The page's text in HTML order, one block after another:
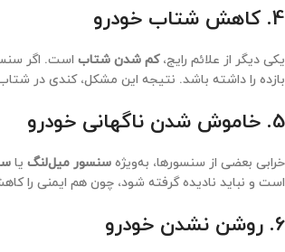
4. کاهش شتاب خودرو
یکی دیگر از علائم رایج،کم شدن شتاب
بازده را داشته باشد. نتیجه این مشکل، کندی در
5. خاموش شدن ناگهانی خودرو
خرابی بعضی از سنسورها، به‌ویژهسنسور میل‌لنگ یا
است و نباید نادیده گرفته شود، چون هم ایمنی را
6. روشن نشدن خودرو